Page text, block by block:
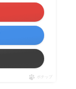
ポチップ